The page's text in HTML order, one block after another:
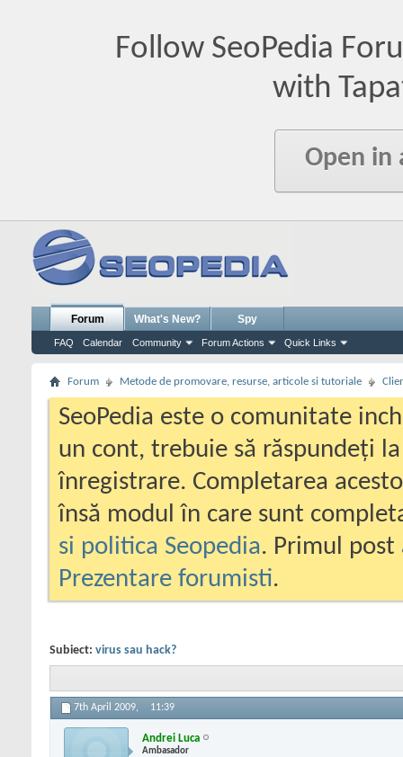
Follow SeoPedia
with
Open in
Forum
FAQ Calendar Community Forum Actions Quick Links
What's New? Spy
Forum Metode de promovare, resurse, articole si tutoriale
SeoPedia este o comunitate
un cont, trebuie să răspundeți
înregistrare. Completarea
însă modul în care sunt
si politica Seopedia. Primul
Prezentare forumisti.
Subiect: virus sau hack?
7th April 2009, 11:39
Andrei Luca
Ambasador